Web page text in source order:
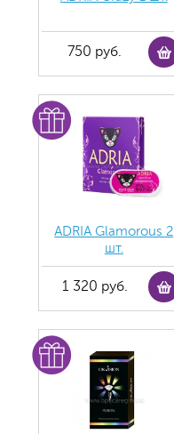
750 руб.
ADRIA Glamorous 2
шт.
1 320 руб.